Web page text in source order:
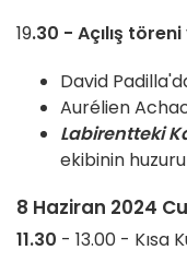
19.30 - Açılış töreni
David
Aurélien
Labirentteki
ekibinin
8 Haziran 2024
11.30 - 13.00 - Kısa